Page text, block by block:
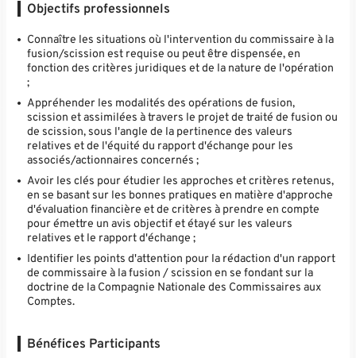
Objectifs professionnels
Connaître les situations où l'intervention du commissaire à la
fusion/scission est requise ou peut être dispensée, en
fonction des critères juridiques et de la nature de l'opération
;
Appréhender les modalités des opérations de fusion,
scission et assimilées à travers le projet de traité de fusion ou
de scission, sous l'angle de la pertinence des valeurs
relatives et de l'équité du rapport d'échange pour les
associés/actionnaires concernés ;
Avoir les clés pour étudier les approches et critères retenus,
en se basant sur les bonnes pratiques en matière d'approche
d'évaluation financière et de critères à prendre en compte
pour émettre un avis objectif et étayé sur les valeurs
relatives et le rapport d'échange ;
Identifier les points d'attention pour la rédaction d'un rapport
de commissaire à la fusion / scission en se fondant sur la
doctrine de la Compagnie Nationale des Commissaires aux
Comptes.
Bénéfices Participants